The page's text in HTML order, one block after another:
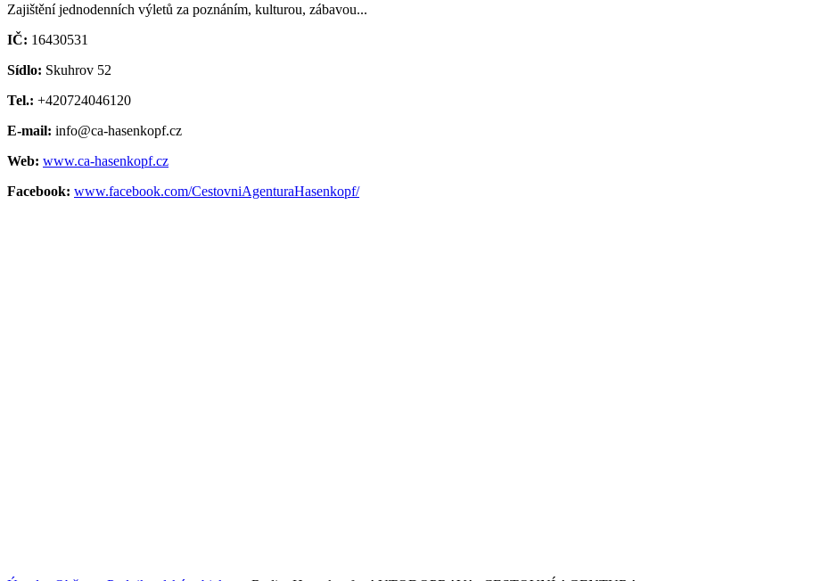
Zajištění jednodenních výletů za poznáním, kulturou, zábavou...
IČ: 16430531
Sídlo: Skuhrov 52
Tel.: +420724046120
E-mail: info@ca-hasenkopf.cz
Web: www.ca-hasenkopf.cz
Facebook: www.facebook.com/CestovniAgenturaHasenkopf/